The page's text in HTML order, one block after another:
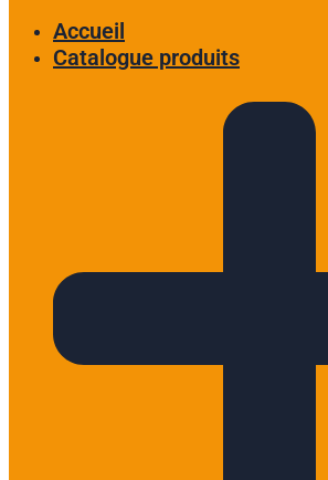
Accueil
Catalogue produits